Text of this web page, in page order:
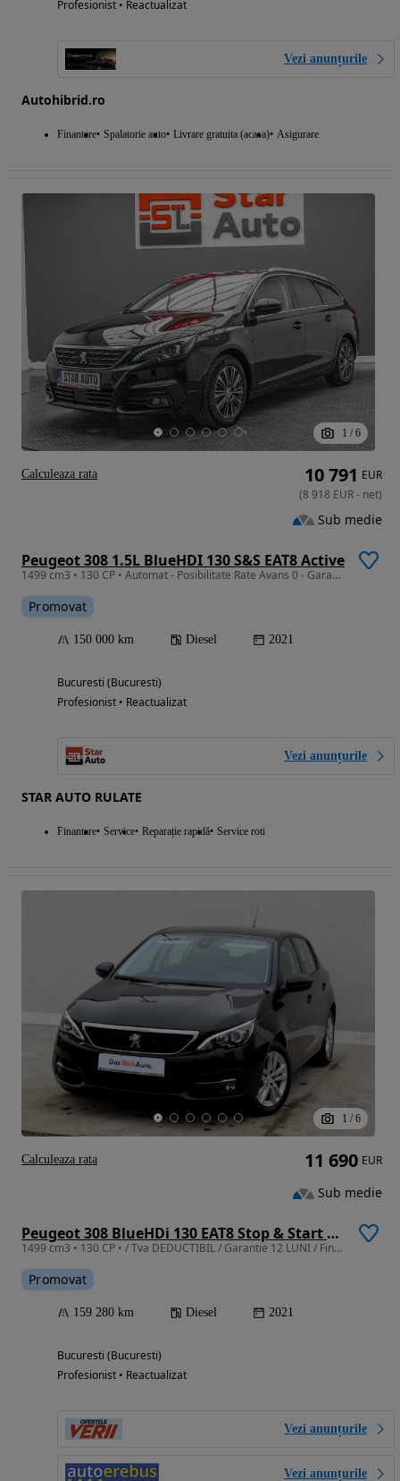
Profesionist • Reactualizat
Vezi anunțurile
Autohibrid.ro
Finantare Spalatorie auto Livrare gratuita (acasa) Asigurare
1 / 6
Peugeot 308 1.5L BlueHDI 130 S&S EAT8 Active
1499 cm3 • 130 CP • Automat - Posibilitate Rate Avans 0 - Garantie 12 Luni - IMPECABILA
Promovat
150 000 km Diesel 2021
Bucuresti (Bucuresti)
Profesionist • Reactualizat
Vezi anunțurile
STAR AUTO RULATE
Finantare Service Reparație rapidă Service roti
10 791 EUR
(8 918 EUR- net)
Sub medie
Calculeaza rata
1 / 6
Peugeot 308 BlueHDi 130 EAT8 Stop & Start Active Pack
1499 cm3 • 130 CP • / Tva DEDUCTIBIL / Garantie 12 LUNI / Finantare
Promovat
159 280 km Diesel 2021
Bucuresti (Bucuresti)
Profesionist • Reactualizat
Vezi anunțurile
Vezi anunțurile
11 690 EUR
Sub medie
Calculeaza rata